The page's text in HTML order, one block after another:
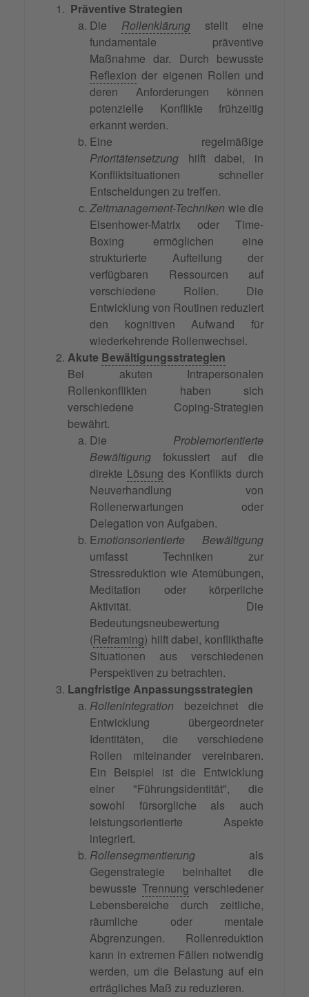
Präventive Strategien
Die Rollenklärung stellt eine
fundamentale präventive
Maßnahme dar. Durch bewusste
Reflexion der eigenen Rollen und
deren Anforderungen können
potenzielle Konflikte frühzeitig
erkannt werden.
Eine regelmäßige
Prioritätensetzung hilft dabei, in
Konfliktsituationen schneller
Entscheidungen zu treffen.
Zeitmanagement-Techniken wie die
Eisenhower-Matrix oder Time-
Boxing ermöglichen eine
strukturierte Aufteilung der
verfügbaren Ressourcen auf
verschiedene Rollen. Die
Entwicklung von Routinen reduziert
den kognitiven Aufwand für
wiederkehrende Rollenwechsel.
Akute Bewältigungsstrategien
Bei akuten Intrapersonalen
Rollenkonflikten haben sich
verschiedene Coping-Strategien
bewährt.
Die Problemorientierte
Bewältigung fokussiert auf die
direkte Lösung des Konflikts durch
Neuverhandlung von
Rollenerwartungen oder
Delegation von Aufgaben.
Emotionsorientierte Bewältigung
umfasst Techniken zur
Stressreduktion wie Atemübungen,
Meditation oder körperliche
Aktivität. Die
Bedeutungsneubewertung
(Reframing) hilft dabei, konflikthafte
Situationen aus verschiedenen
Perspektiven zu betrachten.
Langfristige Anpassungsstrategien
Rollenintegration bezeichnet die
Entwicklung übergeordneter
Identitäten, die verschiedene
Rollen miteinander vereinbaren.
Ein Beispiel ist die Entwicklung
einer "Führungsidentität", die
sowohl fürsorgliche als auch
leistungsorientierte Aspekte
integriert.
Rollensegmentierung als
Gegenstrategie beinhaltet die
bewusste Trennung verschiedener
Lebensbereiche durch zeitliche,
räumliche oder mentale
Abgrenzungen. Rollenreduktion
kann in extremen Fällen notwendig
werden, um die Belastung auf ein
erträgliches Maß zu reduzieren.